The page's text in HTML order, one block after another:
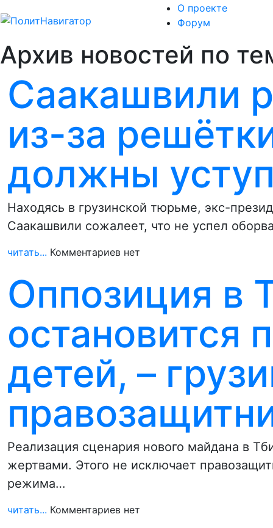
О проекте
Форум
Архив новостей по
Саакашвили
из-за
должны
Находясь в грузинской тюрьме, экс-
Саакашвили сожалеет, что не успел
читать... Комментариев нет
Оппозиция в
остановится
детей, –
Реализация сценария нового майдана в
жертвами. Этого не исключает
режима…
читать... Комментариев нет